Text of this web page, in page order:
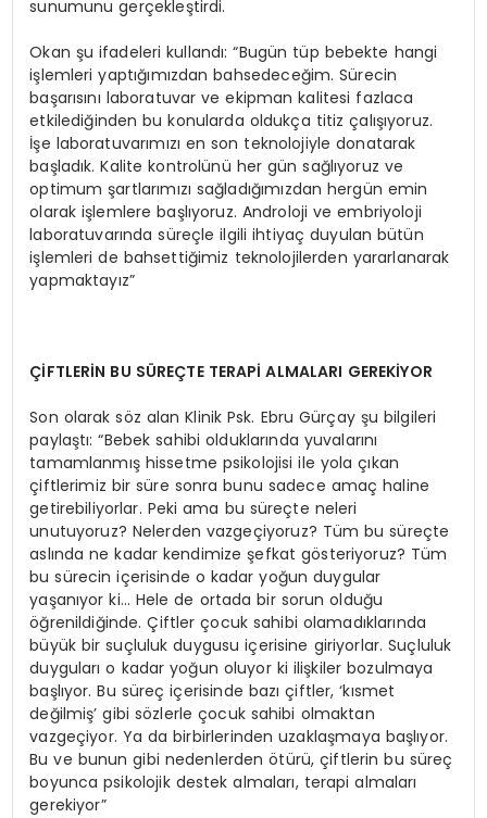
sunumunu gerçekleştirdi.
Okan şu ifadeleri kullandı: “Bugün tüp bebekte hangi
işlemleri yaptığımızdan bahsedeceğim. Sürecin
başarısını laboratuvar ve ekipman kalitesi fazlaca
etkilediğinden bu konularda oldukça titiz çalışıyoruz.
İşe laboratuvarımızı en son teknolojiyle donatarak
başladık. Kalite kontrolünü her gün sağlıyoruz ve
optimum şartlarımızı sağladığımızdan hergün emin
olarak işlemlere başlıyoruz. Androloji ve embriyoloji
laboratuvarında süreçle ilgili ihtiyaç duyulan bütün
işlemleri de bahsettiğimiz teknolojilerden yararlanarak
yapmaktayız”
ÇİFTLERİN BU SÜREÇTE TERAPİ ALMALARI GEREKİYOR
Son olarak söz alan Klinik Psk. Ebru Gürçay şu bilgileri
paylaştı: “Bebek sahibi olduklarında yuvalarını
tamamlanmış hissetme psikolojisi ile yola çıkan
çiftlerimiz bir süre sonra bunu sadece amaç haline
getirebiliyorlar. Peki ama bu süreçte neleri
unutuyoruz? Nelerden vazgeçiyoruz? Tüm bu süreçte
aslında ne kadar kendimize şefkat gösteriyoruz? Tüm
bu sürecin içerisinde o kadar yoğun duygular
yaşanıyor ki… Hele de ortada bir sorun olduğu
öğrenildiğinde. Çiftler çocuk sahibi olamadıklarında
büyük bir suçluluk duygusu içerisine giriyorlar. Suçluluk
duyguları o kadar yoğun oluyor ki ilişkiler bozulmaya
başlıyor. Bu süreç içerisinde bazı çiftler, ‘kısmet
değilmiş’ gibi sözlerle çocuk sahibi olmaktan
vazgeçiyor. Ya da birbirlerinden uzaklaşmaya başlıyor.
Bu ve bunun gibi nedenlerden ötürü, çiftlerin bu süreç
boyunca psikolojik destek almaları, terapi almaları
gerekiyor”